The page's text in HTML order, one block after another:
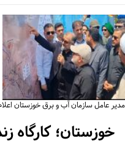
عامل سازمان آب و برق خوزستان اعلام
خوزستان؛ کارگاه